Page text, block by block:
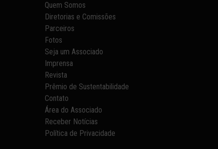
Quem Somos
Diretorias e Comissões
Parceiros
Fotos
Seja um Associado
Imprensa
Revista
Prêmio de Sustentabilidade
Contato
Área do Associado
Receber Notícias
Política de Privacidade